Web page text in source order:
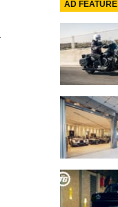
AD FEATURE